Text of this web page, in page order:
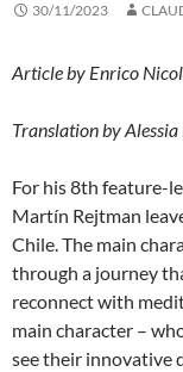
30/11/2023
Article by Enrico
Translation by
For his 8th feature-
Martín Rejtman
Chile. The main
through a journey
reconnect with
main character –
see their innovative